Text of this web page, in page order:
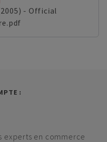
- Official
:
experts en commerce